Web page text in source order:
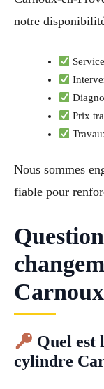
notre
Prix
Nous sommes
fiable pour
Quel est
cylindre